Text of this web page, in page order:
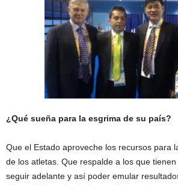
¿Qué sueña para la esgrima de su país?
Que el Estado aproveche los recursos para
de los atletas. Que respalde a los que
seguir adelante y así poder emular